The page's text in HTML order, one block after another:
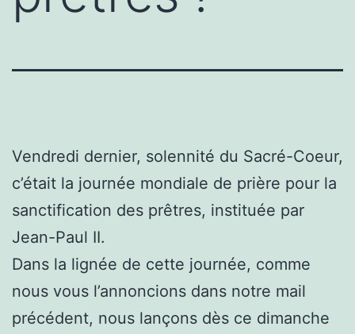
Vendredi dernier, solennité du Sacré-Coeur,
c’était la journée mondiale de prière pour la
sanctification des prêtres, instituée par
Jean-Paul II.
Dans la lignée de cette journée, comme
nous vous l’annoncions dans notre mail
précédent, nous lançons dès ce dimanche